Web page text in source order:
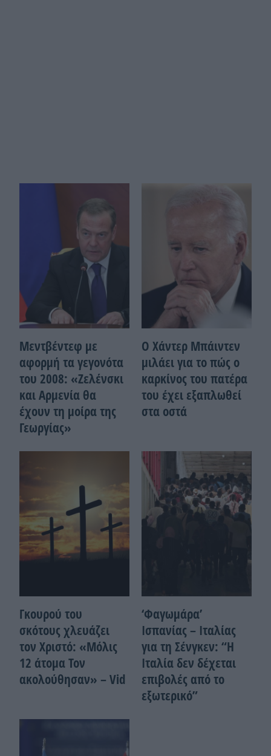
Μεντβέντεφ με
αφορμή τα γεγονότα
του 2008: «Ζελένσκι
και Αρμενία θα
έχουν τη μοίρα της
Γεωργίας»
Ο Χάντερ Μπάιντεν
μιλάει για το πώς ο
καρκίνος του πατέρα
του έχει εξαπλωθεί
στα οστά
Γκουρού του
σκότους χλευάζει
τον Χριστό: «Μόλις
12 άτομα Τον
ακολούθησαν» – Vid
‘Φαγωμάρα’
Ισπανίας – Ιταλίας
για τη Σένγκεν: “Η
Ιταλία δεν δέχεται
επιβολές από το
εξωτερικό”